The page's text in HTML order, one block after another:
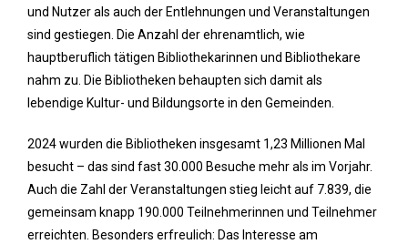
und Nutzer als auch der Entlehnungen und Veranstaltungen
sind gestiegen. Die Anzahl der ehrenamtlich, wie
hauptberuflich tätigen Bibliothekarinnen und Bibliothekare
nahm zu. Die Bibliotheken behaupten sich damit als
lebendige Kultur- und Bildungsorte in den Gemeinden.
2024 wurden die Bibliotheken insgesamt 1,23 Millionen Mal
besucht – das sind fast 30.000 Besuche mehr als im Vorjahr.
Auch die Zahl der Veranstaltungen stieg leicht auf 7.839, die
gemeinsam knapp 190.000 Teilnehmerinnen und Teilnehmer
erreichten. Besonders erfreulich: Das Interesse am